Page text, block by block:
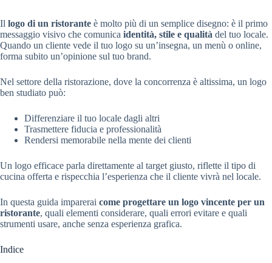
Il logo di un ristorante è molto più di un semplice disegno: è il primo
messaggio visivo che comunica identità, stile e qualità del tuo locale.
Quando un cliente vede il tuo logo su un’insegna, un menù o online,
forma subito un’opinione sul tuo brand.
Nel settore della ristorazione, dove la concorrenza è altissima, un logo
ben studiato può:
Differenziare il tuo locale dagli altri
Trasmettere fiducia e professionalità
Rendersi memorabile nella mente dei clienti
Un logo efficace parla direttamente al target giusto, riflette il tipo di
cucina offerta e rispecchia l’esperienza che il cliente vivrà nel locale.
In questa guida imparerai come progettare un logo vincente per un
ristorante, quali elementi considerare, quali errori evitare e quali
strumenti usare, anche senza esperienza grafica.
Indice